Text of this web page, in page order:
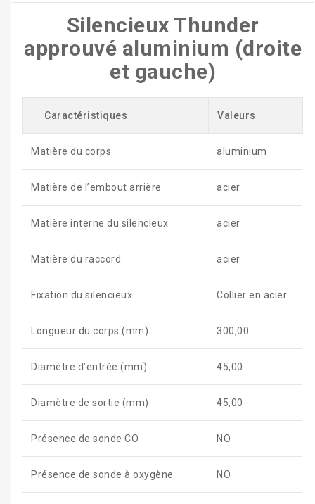
Silencieux Thunder
approuvé aluminium (droite
et gauche)
Caractéristiques Valeurs
Matière du corps aluminium
Matière de l’embout arrière acier
Matière interne du silencieux acier
Matière du raccord acier
Fixation du silencieux Collier en acier
Longueur du corps (mm) 300,00
Diamètre d’entrée (mm) 45,00
Diamètre de sortie (mm) 45,00
Présence de sonde CO NO
Présence de sonde à oxygène NO